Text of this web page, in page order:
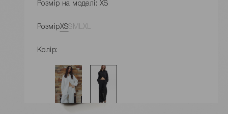
Розмір на моделі: XS
РозмірXSS M LXL
Колір: